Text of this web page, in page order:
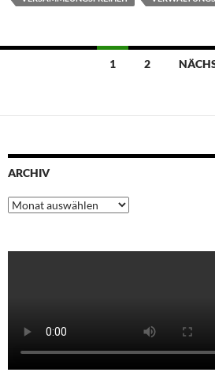
Beitragsnavigation
1 2
ARCHIV
Archiv